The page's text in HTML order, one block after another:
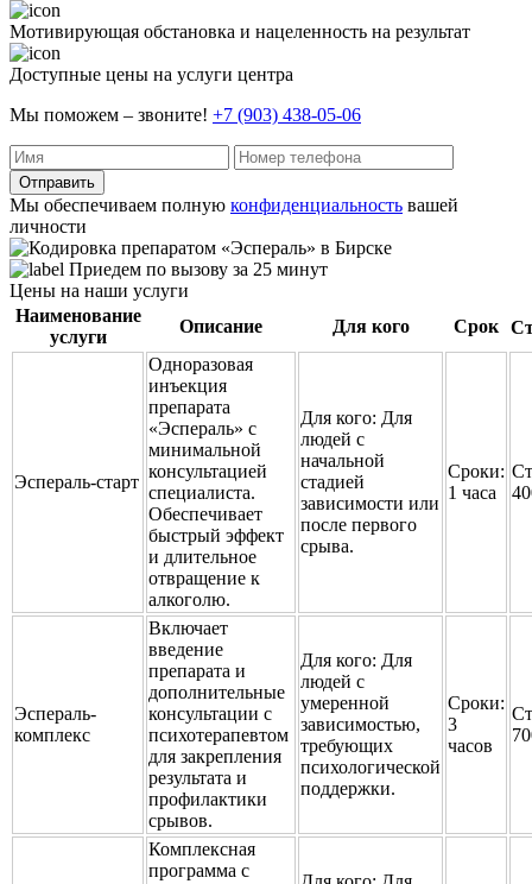
Мотивирующая обстановка и нацеленность на результат
Доступные цены на услуги центра
Мы поможем – звоните! +7 (903) 438-05-06
Отправить
Мы обеспечиваем полную конфиденциальность вашей
личности
Приедем по вызову за 25 минут
Цены на наши услуги
Наименование
услуги
Описание Для кого Срок
Эспераль-старт
Одноразовая
инъекция
препарата
«Эспераль» с
минимальной
консультацией
специалиста.
Обеспечивает
быстрый эффект
и длительное
отвращение к
алкоголю.
Для кого: Для
людей с
начальной
стадией
зависимости или
после первого
срыва.
Сроки:
1 часа
Эспераль-
комплекс
Включает
введение
препарата и
дополнительные
консультации с
психотерапевтом
для закрепления
результата и
профилактики
срывов.
Для кого: Для
людей с
умеренной
зависимостью,
требующих
психологической
поддержки.
Сроки:
3
часов
Комплексная
программа с